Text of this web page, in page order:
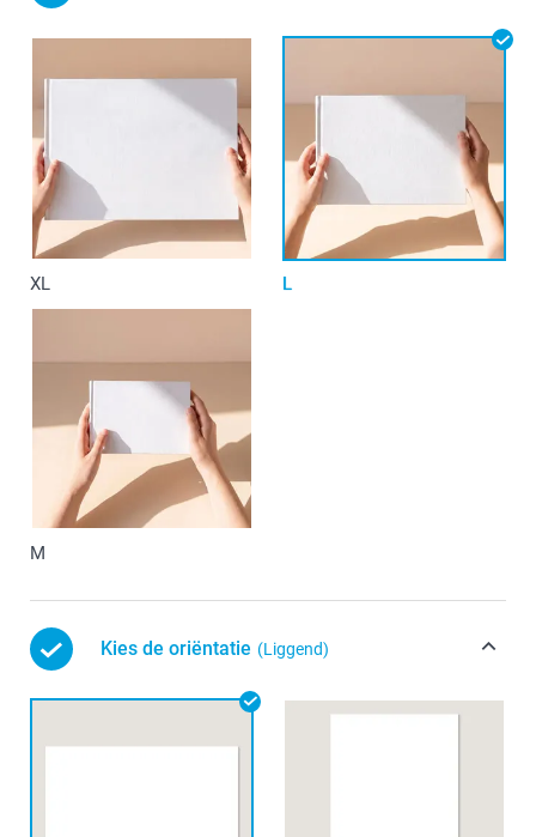
XL L
M
Kies de oriëntatie (Liggend)